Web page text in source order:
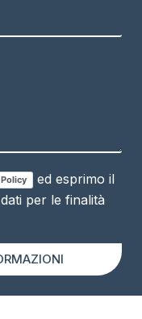
ed esprimo il
per le finalità